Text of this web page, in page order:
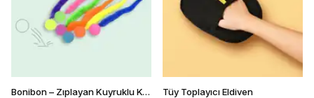
Bonibon – Zıplayan Kuyruklu Kedi Oyuncağı Tüy Toplayıcı Eldiven